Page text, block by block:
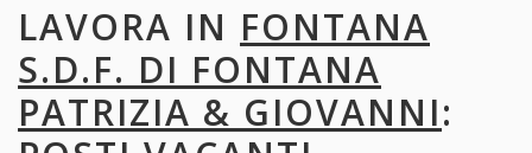
LAVORA IN FONTANA
S.D.F. DI FONTANA
PATRIZIA & GIOVANNI: